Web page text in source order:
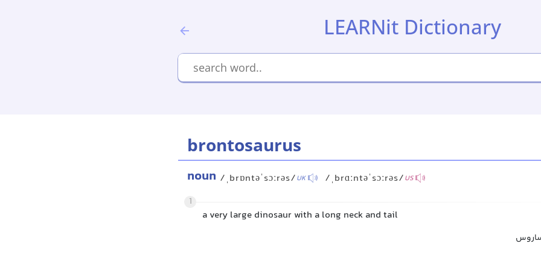
LEARNit Dictionary
brontosaurus
noun /ˌbrɒntəˈsɔːrəs/UK /ˌbrɑːntəˈsɔːrəs/US
1
a very large dinosaur with a long neck and tail